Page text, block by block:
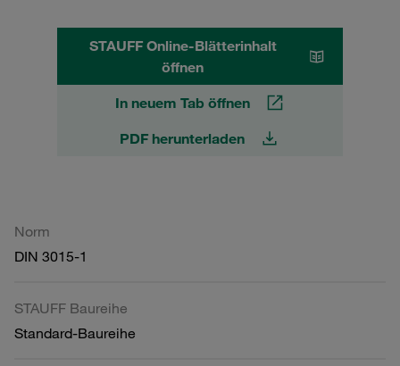
STAUFF Online-Blätterinhalt
öffnen
In neuem Tab öffnen
PDF herunterladen
Norm
DIN 3015-1
STAUFF Baureihe
Standard-Baureihe